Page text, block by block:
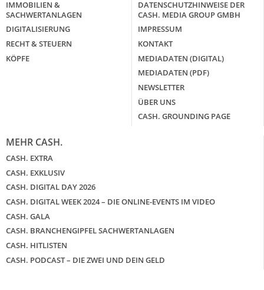
IMMOBILIEN &
SACHWERTANLAGEN
DIGITALISIERUNG
RECHT & STEUERN
KÖPFE
DATENSCHUTZHINWEISE DER
CASH. MEDIA GROUP GMBH
IMPRESSUM
KONTAKT
MEDIADATEN (DIGITAL)
MEDIADATEN (PDF)
NEWSLETTER
ÜBER UNS
CASH. GROUNDING PAGE
MEHR CASH.
CASH. EXTRA
CASH. EXKLUSIV
CASH. DIGITAL DAY 2026
CASH. DIGITAL WEEK 2024 – DIE ONLINE-EVENTS IM VIDEO
CASH. GALA
CASH. BRANCHENGIPFEL SACHWERTANLAGEN
CASH. HITLISTEN
CASH. PODCAST – DIE ZWEI UND DEIN GELD